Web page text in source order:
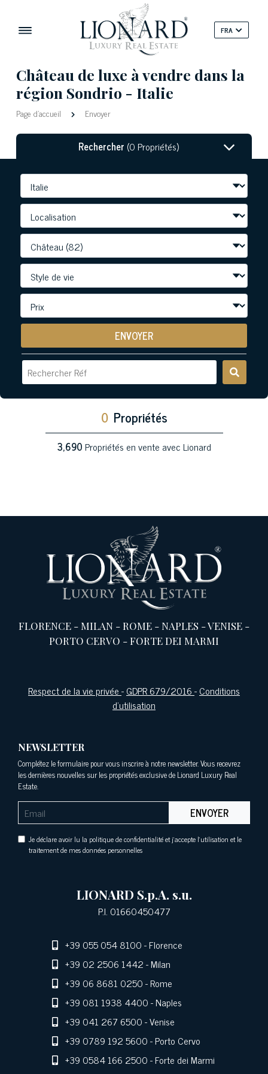
FRA
Château de luxe à vendre dans la
région Sondrio - Italie
Page d'accueil Envoyer
Rechercher (0 Propriétés)
ENVOYER
0 Propriétés
3,690Propriétés en vente avec Lionard
FLORENCE -MILAN -ROME -NAPLES -VENISE -
PORTO CERVO -FORTE DEI MARMI
Respect de la vie privée-GDPR 679/2016-Conditions
d'utilisation
NEWSLETTER
Complétez le formulaire pour vous inscrire à notre newsletter. Vous recevrez
les dernières nouvelles sur les propriétés exclusive de Lionard Luxury Real
Estate.
ENVOYER
Je déclare avoir lu la politique de confidentialité et j'accepte l'utilisation et le
traitement de mes données personnelles
LIONARD S.p.A. s.u.
P.I. 01660450477
+39 055 054 8100- Florence
+39 02 2506 1442- Milan
+39 06 8681 0250- Rome
+39 081 1938 4400- Naples
+39 041 267 6500- Venise
+39 0789 192 5600- Porto Cervo
+39 0584 166 2500- Forte dei Marmi